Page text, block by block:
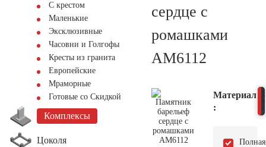
С крестом
Маленькие
Эксклюзивные
Часовни и Голгофы
Кресты из гранита
Европейские
Мраморные
Готовые со Скидкой
Комплексы
Цоколя
сердце с
ромашками
AM6112
Материал
:
Полная